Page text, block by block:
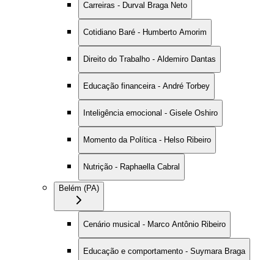
Carreiras - Durval Braga Neto
Cotidiano Baré - Humberto Amorim
Direito do Trabalho - Aldemiro Dantas
Educação financeira - André Torbey
Inteligência emocional - Gisele Oshiro
Momento da Política - Helso Ribeiro
Nutrição - Raphaella Cabral
Belém (PA)
Cenário musical - Marco Antônio Ribeiro
Educação e comportamento - Suymara Braga